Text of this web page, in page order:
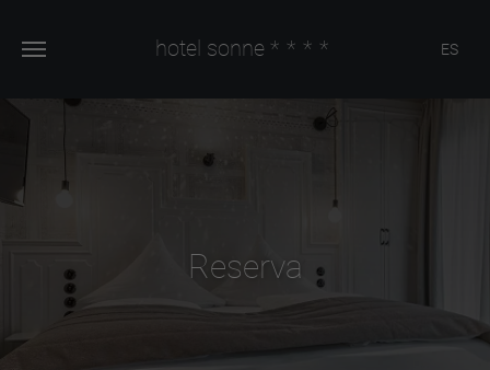
hotel sonne **** ES
Reserva